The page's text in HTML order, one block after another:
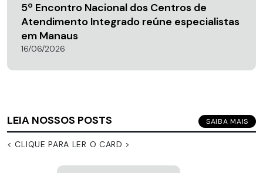
5º Encontro Nacional dos Centros de
Atendimento Integrado reúne especialistas
em Manaus
16/06/2026
LEIA NOSSOS POSTS SAIBA MAIS
< CLIQUE PARA LER O CARD >